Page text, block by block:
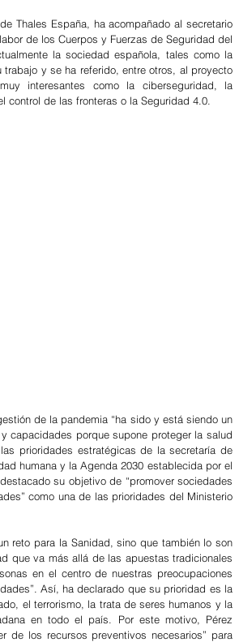
Thales España, ha acompañado al secretario
de los Cuerpos y Fuerzas de Seguridad del
la sociedad española, tales como la
y se ha referido, entre otros, al proyecto
interesantes como la ciberseguridad, la
control de las fronteras o la Seguridad 4.0.
de la pandemia “ha sido y está siendo un
capacidades porque supone proteger la salud
prioridades estratégicas de la secretaría de
humana y la Agenda 2030 establecida por el
su objetivo de “promover sociedades
como una de las prioridades del Ministerio
reto para la Sanidad, sino que también lo son
que va más allá de las apuestas tradicionales
en el centro de nuestras preocupaciones
Así, ha declarado que su prioridad es la
el terrorismo, la trata de seres humanos y la
en todo el país. Por este motivo, Pérez
los recursos preventivos necesarios” para